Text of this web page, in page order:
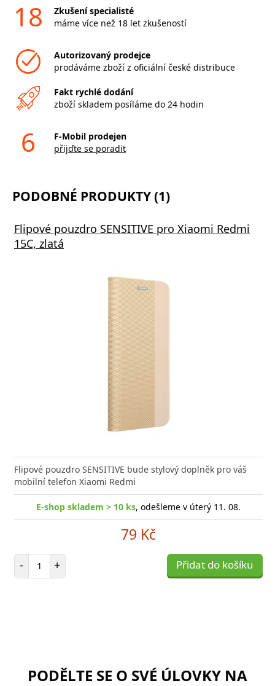
18
Zkušení specialisté
máme více než 18 let zkušeností
Autorizovaný prodejce
prodáváme zboží z oficiální české distribuce
Fakt rychlé dodání
zboží skladem posíláme do 24 hodin
6
F-Mobil prodejen
přijďte se poradit
PODOBNÉ PRODUKTY (1)
Flipové pouzdro SENSITIVE pro Xiaomi Redmi
15C, zlatá
Flipové pouzdro SENSITIVE bude stylový doplněk pro váš
mobilní telefon Xiaomi Redmi
E-shop skladem > 10 ks, odešleme v úterý 11. 08.
79 Kč
- Počet položek
+ Přidat do košíku
PODĚLTE SE O SVÉ ÚLOVKY NA